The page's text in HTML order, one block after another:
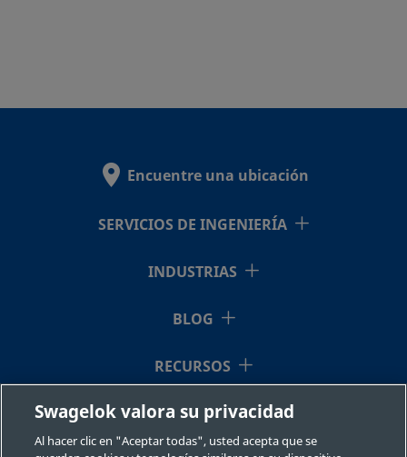
Encuentre una ubicación
SERVICIOS DE INGENIERÍA
INDUSTRIAS
BLOG
RECURSOS
QUIÉNES SOMOS
Swagelok valora su privacidad
Al hacer clic en "Aceptar todas", usted acepta que se